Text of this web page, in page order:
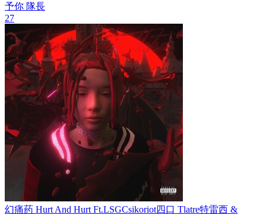
予你 隊長
27
幻痛药 Hurt And Hurt Ft.LSGCsikoriot四口 Tlatre特雷西 &